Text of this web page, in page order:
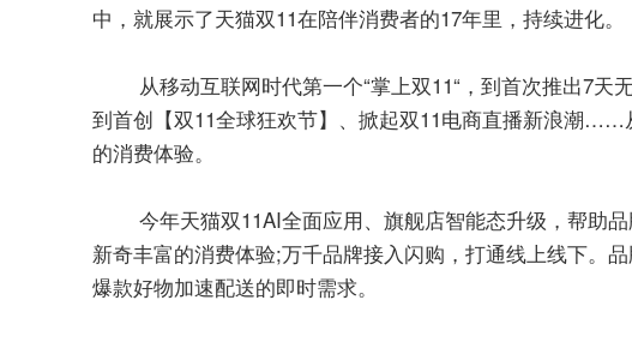
中，就展示了天猫双11在陪伴消费者的17年里，持续进化。
从移动互联网时代第一个“掌上双11“，到首次推出7
到首创【双11全球狂欢节】、掀起双11电商直播新浪潮……
的消费体验。
今年天猫双11AI全面应用、旗舰店智能态升级，帮助
新奇丰富的消费体验;万千品牌接入闪购，打通线上线下。
爆款好物加速配送的即时需求。